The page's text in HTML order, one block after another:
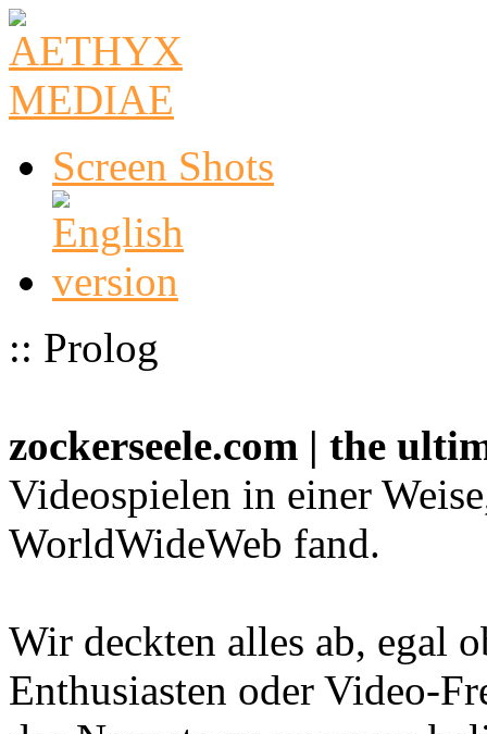
Screen Shots
:: Prolog
zockerseele.com | the
Videospielen in einer
WorldWideWeb fand.
Wir deckten alles ab, egal
Enthusiasten oder Video-